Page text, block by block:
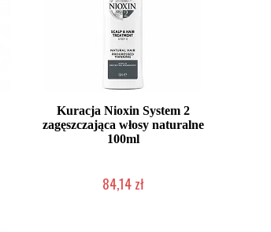
Kuracja Nioxin System 2
zagęszczająca włosy naturalne
100ml
84,14 zł